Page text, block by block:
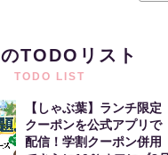
TODOリスト
TODO LIST
【しゃぶ葉】ランチ限定
クーポンを公式アプリで
配信！学割クーポン併用